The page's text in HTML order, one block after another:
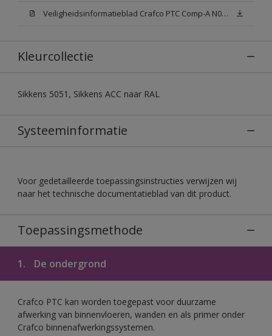
Veiligheidsinformatieblad Crafco PTC Comp-A N00 (MSDS)
Kleurcollectie
Sikkens 5051, Sikkens ACC naar RAL
Systeeminformatie
Voor gedetailleerde toepassingsinstructies verwijzen wij
naar het technische documentatieblad van dit product.
Toepassingsmethode
1. De ondergrond
Crafco PTC kan worden toegepast voor duurzame
afwerking van binnenvloeren, wanden en als primer onder
Crafco binnenafwerkingssystemen.